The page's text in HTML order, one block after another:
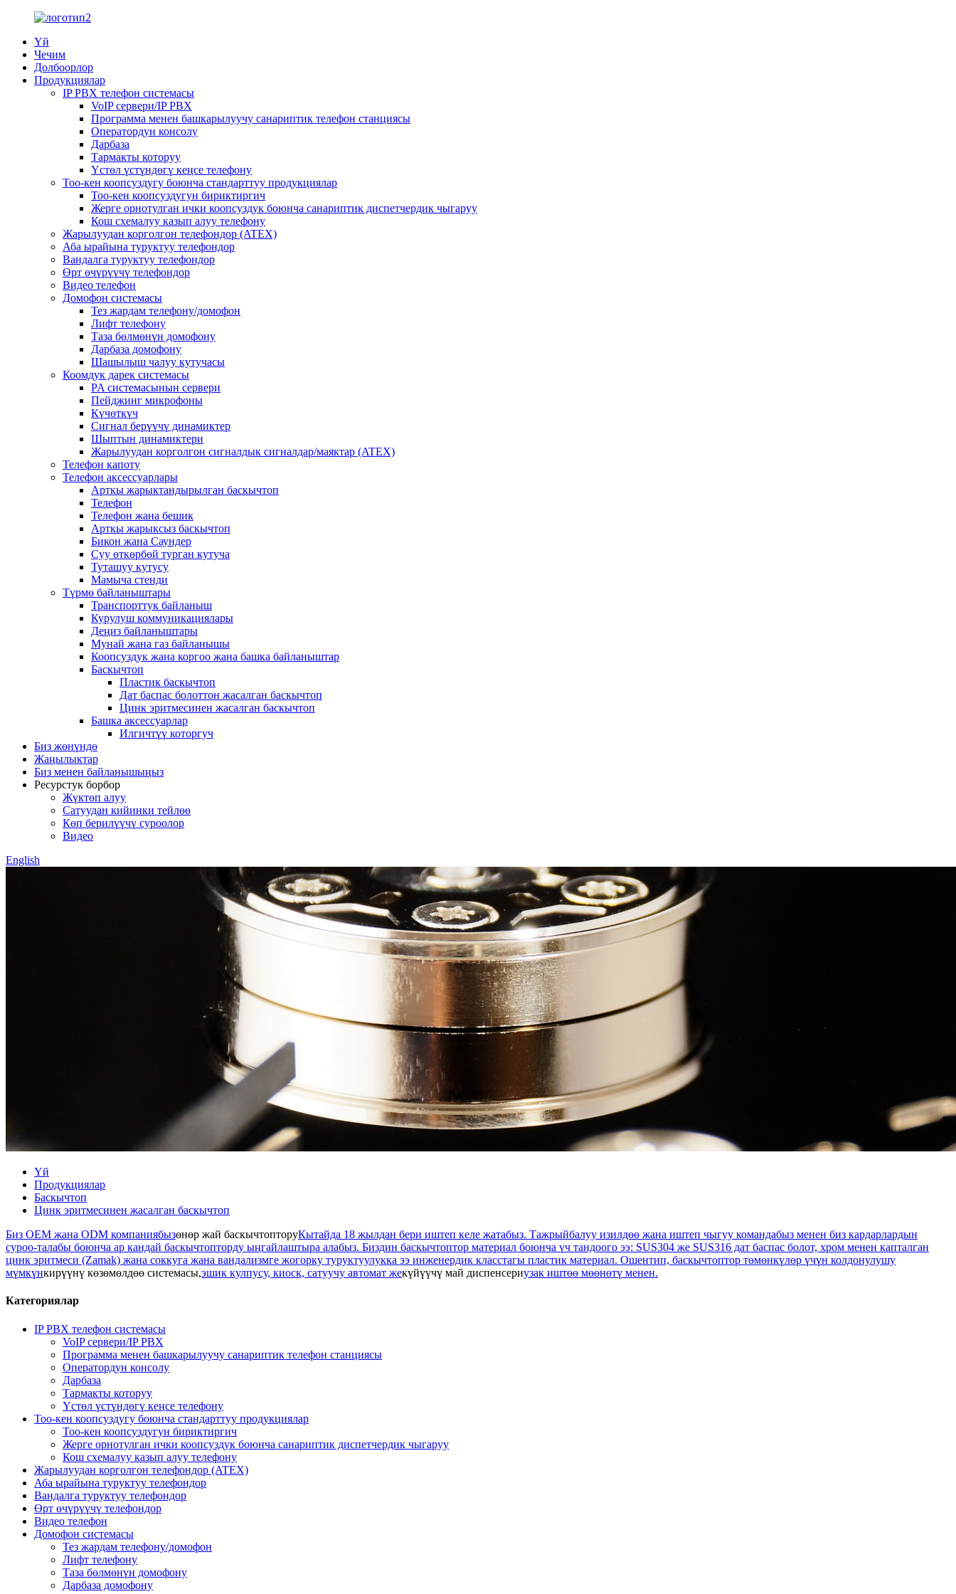
Үй
Чечим
Долбоорлор
Продукциялар
IP PBX телефон системасы
VoIP сервери/IP PBX
Программа менен башкарылуучу санариптик телефон станциясы
Оператордун консолу
Дарбаза
Тармакты которуу
Үстөл үстүндөгү кеңсе телефону
Тоо-кен коопсуздугу боюнча стандарттуу продукциялар
Тоо-кен коопсуздугун бириктиргич
Жерге орнотулган ички коопсуздук боюнча санариптик диспетчердик чыгаруу
Кош схемалуу казып алуу телефону
Жарылуудан корголгон телефондор (ATEX)
Аба ырайына туруктуу телефондор
Вандалга туруктуу телефондор
Өрт өчүрүүчү телефондор
Видео телефон
Домофон системасы
Тез жардам телефону/домофон
Лифт телефону
Таза бөлмөнүн домофону
Дарбаза домофону
Шашылыш чалуу кутучасы
Коомдук дарек системасы
PA системасынын сервери
Пейджинг микрофоны
Күчөткүч
Сигнал берүүчү динамиктер
Шыптын динамиктери
Жарылуудан корголгон сигналдык сигналдар/маяктар (ATEX)
Телефон капоту
Телефон аксессуарлары
Арткы жарыктандырылган баскычтоп
Телефон
Телефон жана бешик
Арткы жарыксыз баскычтоп
Бикон жана Саундер
Суу өткөрбөй турган кутуча
Туташуу кутусу
Мамыча стенди
Түрмө байланыштары
Транспорттук байланыш
Курулуш коммуникациялары
Деңиз байланыштары
Мунай жана газ байланышы
Коопсуздук жана коргоо жана башка байланыштар
Баскычтоп
Пластик баскычтоп
Дат баспас болоттон жасалган баскычтоп
Цинк эритмесинен жасалган баскычтоп
Башка аксессуарлар
Илгичтүү которгуч
Биз жөнүндө
Жаңылыктар
Биз менен байланышыңыз
Ресурстук борбор
Жүктөп алуу
Сатуудан кийинки тейлөө
Көп берилүүчү суроолор
Видео
English
Үй
Продукциялар
Баскычтоп
Цинк эритмесинен жасалган баскычтоп
Биз OEM жана ODM компаниябызөнөр жай баскычтопторуКытайда 18 жылдан бери иштеп келе жатабыз. Тажрыйбалуу изилдөө жана иштеп чыгуу командабыз менен биз кардарлардын
суроо-талабы боюнча ар кандай баскычтопторду ыңгайлаштыра алабыз. Биздин баскычтоптор материал боюнча үч тандоого ээ: SUS304 же SUS316 дат баспас болот, хром менен капталган
цинк эритмеси (Zamak) жана соккуга жана вандализмге жогорку туруктуулукка ээ инженердик класстагы пластик материал. Ошентип, баскычтоптор төмөнкүлөр үчүн колдонулушу
мүмкүнкирүүнү көзөмөлдөө системасы,эшик кулпусу, киоск, сатуучу автомат жекүйүүчү май диспенсериузак иштөө мөөнөтү менен.
Категориялар
IP PBX телефон системасы
VoIP сервери/IP PBX
Программа менен башкарылуучу санариптик телефон станциясы
Оператордун консолу
Дарбаза
Тармакты которуу
Үстөл үстүндөгү кеңсе телефону
Тоо-кен коопсуздугу боюнча стандарттуу продукциялар
Тоо-кен коопсуздугун бириктиргич
Жерге орнотулган ички коопсуздук боюнча санариптик диспетчердик чыгаруу
Кош схемалуу казып алуу телефону
Жарылуудан корголгон телефондор (ATEX)
Аба ырайына туруктуу телефондор
Вандалга туруктуу телефондор
Өрт өчүрүүчү телефондор
Видео телефон
Домофон системасы
Тез жардам телефону/домофон
Лифт телефону
Таза бөлмөнүн домофону
Дарбаза домофону